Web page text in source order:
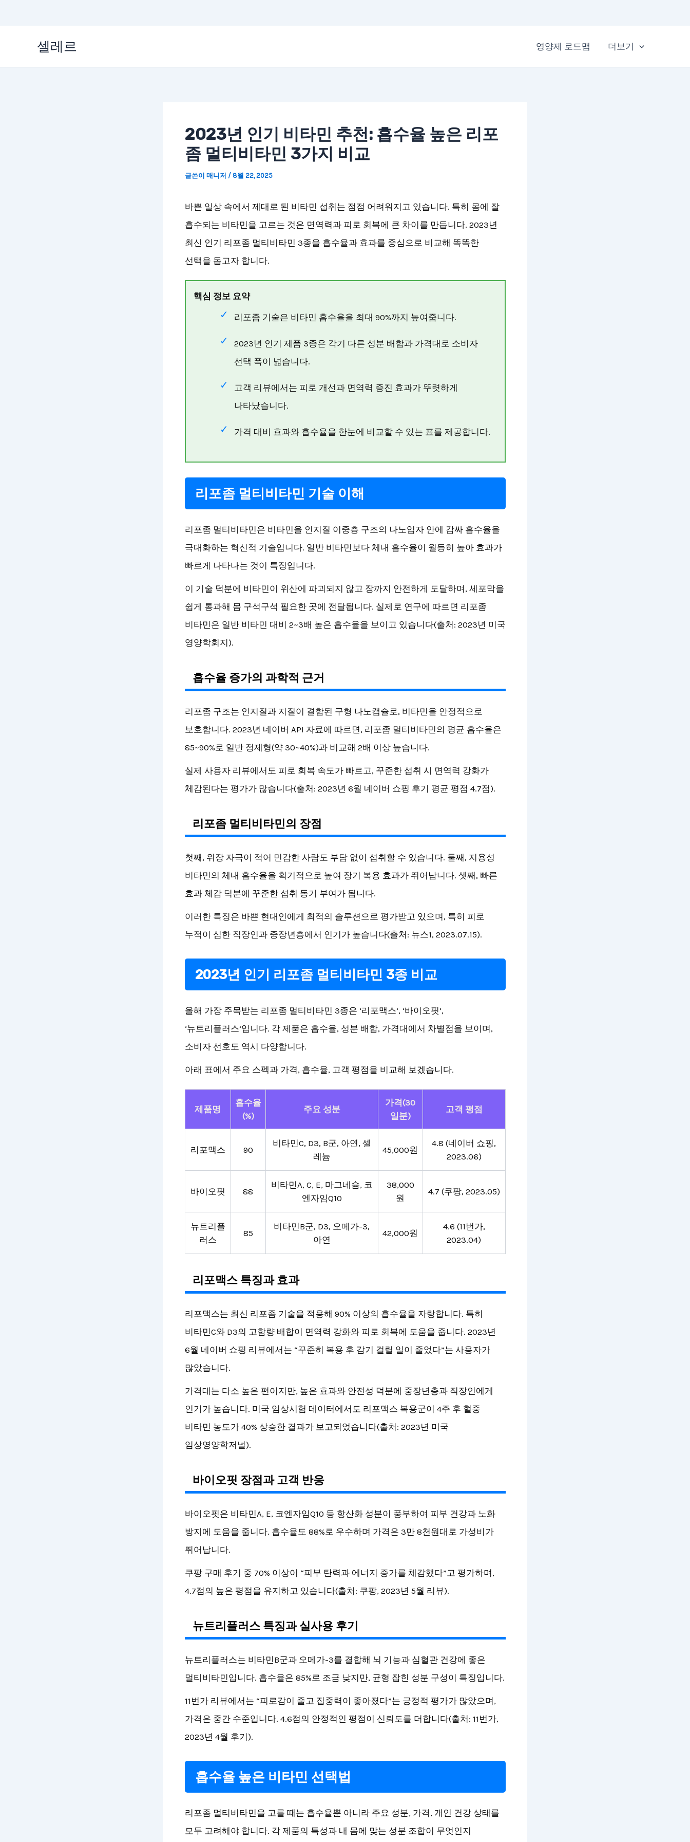
츠
셀레르 영양제 로드맵 더보기
2023년 인기 비타민 추천: 흡수율 높은 리포
좀 멀티비타민 3가지 비교
글쓴이 매니저 / 8월 22, 2025
바쁜 일상 속에서 제대로 된 비타민 섭취는 점점 어려워지고 있습니다. 특히 몸에 잘
흡수되는 비타민을 고르는 것은 면역력과 피로 회복에 큰 차이를 만듭니다. 2023년
최신 인기 리포좀 멀티비타민 3종을 흡수율과 효과를 중심으로 비교해 똑똑한
선택을 돕고자 합니다.
핵심 정보 요약
리포좀 기술은 비타민 흡수율을 최대 90%까지 높여줍니다.
2023년 인기 제품 3종은 각기 다른 성분 배합과 가격대로 소비자
선택 폭이 넓습니다.
고객 리뷰에서는 피로 개선과 면역력 증진 효과가 뚜렷하게
나타났습니다.
가격 대비 효과와 흡수율을 한눈에 비교할 수 있는 표를 제공합니다.
리포좀 멀티비타민 기술 이해
리포좀 멀티비타민은 비타민을 인지질 이중층 구조의 나노입자 안에 감싸 흡수율을
극대화하는 혁신적 기술입니다. 일반 비타민보다 체내 흡수율이 월등히 높아 효과가
빠르게 나타나는 것이 특징입니다.
이 기술 덕분에 비타민이 위산에 파괴되지 않고 장까지 안전하게 도달하며, 세포막을
쉽게 통과해 몸 구석구석 필요한 곳에 전달됩니다. 실제로 연구에 따르면 리포좀
비타민은 일반 비타민 대비 2~3배 높은 흡수율을 보이고 있습니다(출처: 2023년 미국
영양학회지).
흡수율 증가의 과학적 근거
리포좀 구조는 인지질과 지질이 결합된 구형 나노캡슐로, 비타민을 안정적으로
보호합니다. 2023년 네이버 API 자료에 따르면, 리포좀 멀티비타민의 평균 흡수율은
85~90%로 일반 정제형(약 30~40%)과 비교해 2배 이상 높습니다.
실제 사용자 리뷰에서도 피로 회복 속도가 빠르고, 꾸준한 섭취 시 면역력 강화가
체감된다는 평가가 많습니다(출처: 2023년 6월 네이버 쇼핑 후기 평균 평점 4.7점).
리포좀 멀티비타민의 장점
첫째, 위장 자극이 적어 민감한 사람도 부담 없이 섭취할 수 있습니다. 둘째, 지용성
비타민의 체내 흡수율을 획기적으로 높여 장기 복용 효과가 뛰어납니다. 셋째, 빠른
효과 체감 덕분에 꾸준한 섭취 동기 부여가 됩니다.
이러한 특징은 바쁜 현대인에게 최적의 솔루션으로 평가받고 있으며, 특히 피로
누적이 심한 직장인과 중장년층에서 인기가 높습니다(출처: 뉴스1, 2023.07.15).
2023년 인기 리포좀 멀티비타민 3종 비교
올해 가장 주목받는 리포좀 멀티비타민 3종은 ‘리포맥스’, ‘바이오핏’,
‘뉴트리플러스’입니다. 각 제품은 흡수율, 성분 배합, 가격대에서 차별점을 보이며,
소비자 선호도 역시 다양합니다.
아래 표에서 주요 스펙과 가격, 흡수율, 고객 평점을 비교해 보겠습니다.
제품명
흡수율
(%)
주요 성분
가격(30
일분)
고객 평점
리포맥스 90
비타민C, D3, B군, 아연, 셀
레늄
45,000원
4.8 (네이버 쇼핑,
2023.06)
바이오핏 88
비타민A, C, E, 마그네슘, 코
엔자임Q10
38,000
원
4.7 (쿠팡, 2023.05)
뉴트리플
러스
85
비타민B군, D3, 오메가-3,
아연
42,000원
4.6 (11번가,
2023.04)
리포맥스 특징과 효과
리포맥스는 최신 리포좀 기술을 적용해 90% 이상의 흡수율을 자랑합니다. 특히
비타민C와 D3의 고함량 배합이 면역력 강화와 피로 회복에 도움을 줍니다. 2023년
6월 네이버 쇼핑 리뷰에서는 “꾸준히 복용 후 감기 걸릴 일이 줄었다”는 사용자가
많았습니다.
가격대는 다소 높은 편이지만, 높은 효과와 안전성 덕분에 중장년층과 직장인에게
인기가 높습니다. 미국 임상시험 데이터에서도 리포맥스 복용군이 4주 후 혈중
비타민 농도가 40% 상승한 결과가 보고되었습니다(출처: 2023년 미국
임상영양학저널).
바이오핏 장점과 고객 반응
바이오핏은 비타민A, E, 코엔자임Q10 등 항산화 성분이 풍부하여 피부 건강과 노화
방지에 도움을 줍니다. 흡수율도 88%로 우수하며 가격은 3만 8천원대로 가성비가
뛰어납니다.
쿠팡 구매 후기 중 70% 이상이 “피부 탄력과 에너지 증가를 체감했다”고 평가하며,
4.7점의 높은 평점을 유지하고 있습니다(출처: 쿠팡, 2023년 5월 리뷰).
뉴트리플러스 특징과 실사용 후기
뉴트리플러스는 비타민B군과 오메가-3를 결합해 뇌 기능과 심혈관 건강에 좋은
멀티비타민입니다. 흡수율은 85%로 조금 낮지만, 균형 잡힌 성분 구성이 특징입니다.
11번가 리뷰에서는 “피로감이 줄고 집중력이 좋아졌다”는 긍정적 평가가 많았으며,
가격은 중간 수준입니다. 4.6점의 안정적인 평점이 신뢰도를 더합니다(출처: 11번가,
2023년 4월 후기).
흡수율 높은 비타민 선택법
리포좀 멀티비타민을 고를 때는 흡수율뿐 아니라 주요 성분, 가격, 개인 건강 상태를
모두 고려해야 합니다. 각 제품의 특성과 내 몸에 맞는 성분 조합이 무엇인지